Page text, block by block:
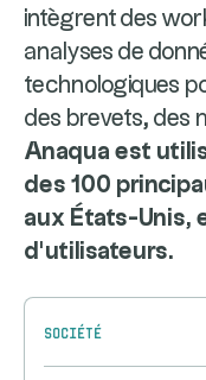
intègrent des
analyses de
technologiques
des brevets, des
Anaqua est
des 100
aux États-Unis,
d’utilisateurs.
Société